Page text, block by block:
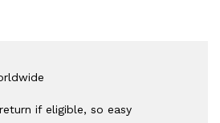
if eligible, so easy